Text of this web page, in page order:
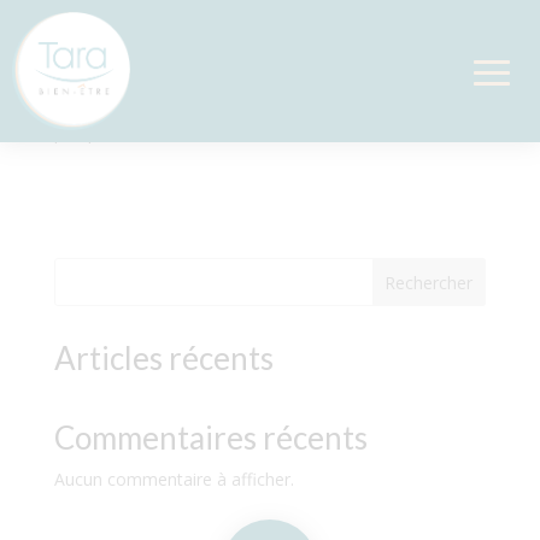
Aide à l’installation
par|
Rechercher
Articles récents
Commentaires récents
Aucun commentaire à afficher.